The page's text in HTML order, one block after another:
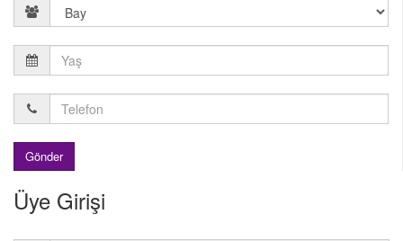
Gönder
Üye Girişi